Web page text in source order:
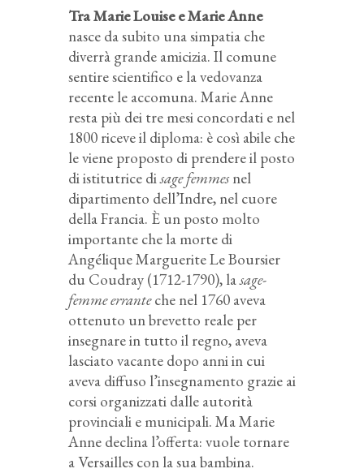
Tra Marie Louise e Marie Anne
nasce da subito una simpatia che
diverrà grande amicizia. Il comune
sentire scientifico e la vedovanza
recente le accomuna. Marie Anne
resta più dei tre mesi concordati e nel
1800 riceve il diploma: è così abile che
le viene proposto di prendere il posto
di istitutrice disage femmesnel
dipartimento dell’Indre, nel cuore
della Francia. È un posto molto
importante che la morte di
Angélique Marguerite Le Boursier
du Coudray (1712-1790), lasage-
femme erranteche nel 1760 aveva
ottenuto un brevetto reale per
insegnare in tutto il regno, aveva
lasciato vacante dopo anni in cui
aveva diffuso l’insegnamento grazie ai
corsi organizzati dalle autorità
provinciali e municipali. Ma Marie
Anne declina l’offerta: vuole tornare
a Versailles con la sua bambina.